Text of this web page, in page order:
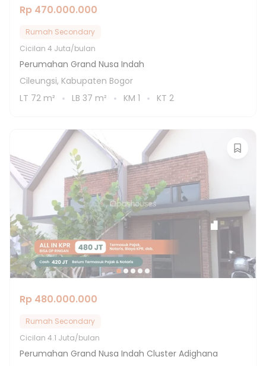
Rp 470.000.000
Rumah Secondary
Cicilan 4 Juta/bulan
Perumahan Grand Nusa Indah
Cileungsi, Kabupaten Bogor
LT 72 m² LB 37 m² KM 1 KT 2
Rp 480.000.000
Rumah Secondary
Cicilan 4.1 Juta/bulan
Perumahan Grand Nusa Indah Cluster Adighana